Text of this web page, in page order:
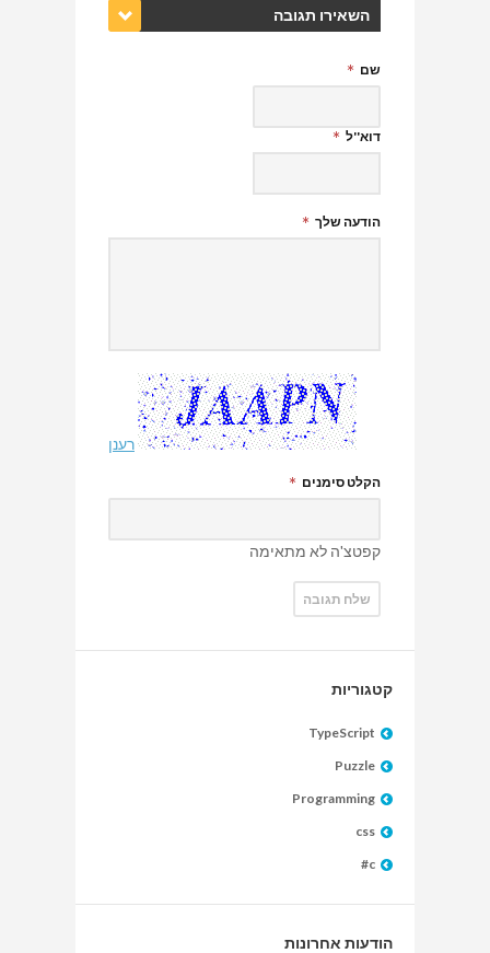
השאירו תגובה
שם
דוא''ל
הודעה שלך
רענן
הקלט סימנים
קפטצ'ה לא מתאימה
קטגוריות
TypeScript
Puzzle
Programming
css
c#
הודעות אחרונות